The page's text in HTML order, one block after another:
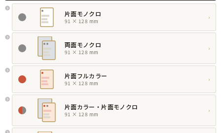
片面モノクロ
91 × 128 mm
›
両面モノクロ
91 × 128 mm
›
片面フルカラー
91 × 128 mm
›
片面カラー・片面モノクロ
91 × 128 mm
›